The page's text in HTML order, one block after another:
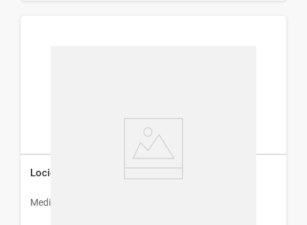
Loción Glicolic H x 60 ml
Medihealth